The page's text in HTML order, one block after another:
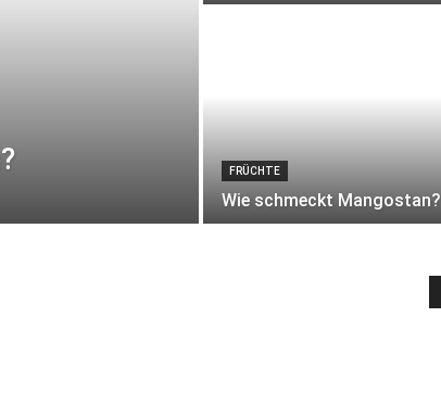
FRÜCHTE
Wie schmeckt Mangostan?